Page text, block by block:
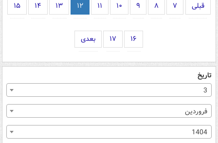
قبلی ۷ ۸ ۹ ۱۰ ۱۱ ۱۲ ۱۳ ۱۴ ۱۵
۱۶ ۱۷ بعدی
تاریخ
3
فروردین
1404